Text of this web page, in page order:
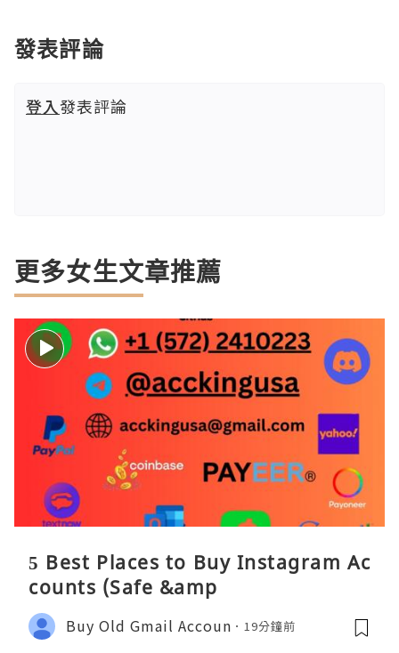
發表評論
登入發表評論
更多女生文章推薦
5 Best Places to Buy Instagram Ac
counts (Safe &amp
Buy Old Gmail Accoun 19分鐘前